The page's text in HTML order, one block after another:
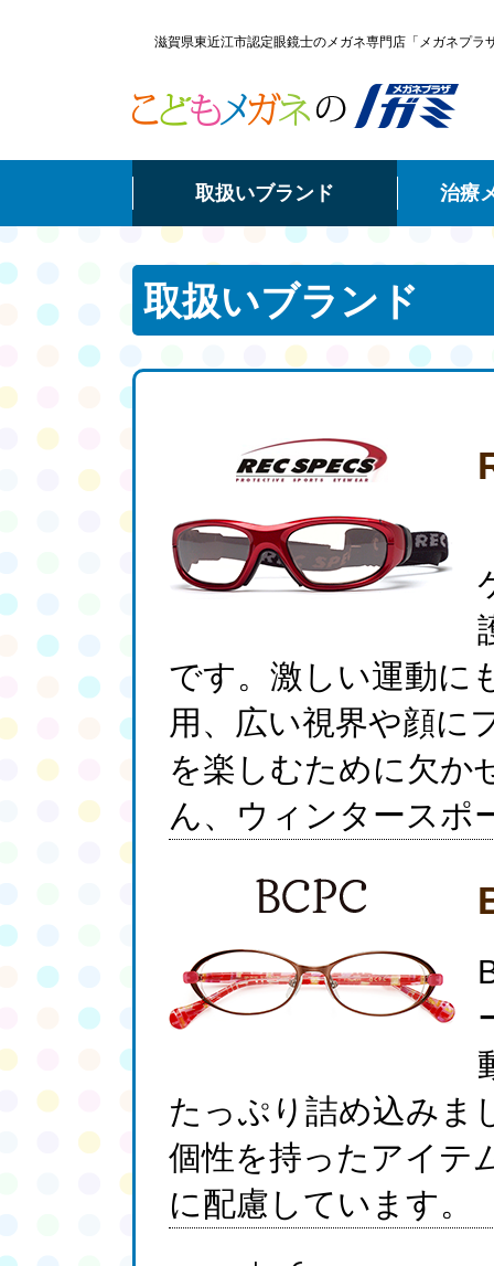
滋賀県東近江市認定眼鏡士のメガネ専門店「メガネプ
取扱いブランド 治療
取扱いブランド
です。激しい運動に
用、広い視界や顔に
を楽しむために欠か
ん、ウィンタースポ
たっぷり詰め込みま
個性を持ったアイテ
に配慮しています。